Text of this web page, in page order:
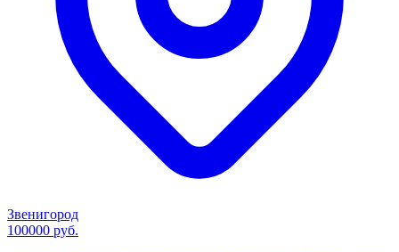
Звенигород
100000 руб.